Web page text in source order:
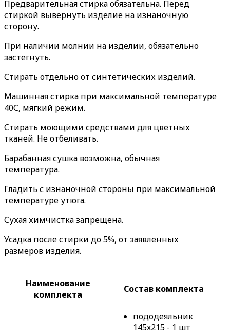
Предварительная стирка обязательна. Перед
стиркой вывернуть изделие на изнаночную
сторону.
При наличии молнии на изделии, обязательно
застегнуть.
Стирать отдельно от синтетических изделий.
Машинная стирка при максимальной температуре
40С, мягкий режим.
Стирать моющими средствами для цветных
тканей. Не отбеливать.
Барабанная сушка возможна, обычная
температура.
Гладить с изнаночной стороны при максимальной
температуре утюга.
Сухая химчистка запрещена.
Усадка после стирки до 5%, от заявленных
размеров изделия.
Наименование
комплекта
Состав комплекта
пододеяльник
145x215 - 1 шт